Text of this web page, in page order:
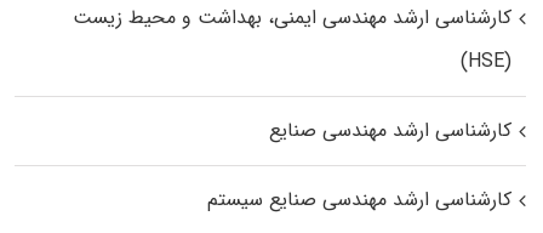
کارشناسی ارشد مهندسی ایمنی، بهداشت و محیط زیست
(HSE)
کارشناسی ارشد مهندسی صنایع
کارشناسی ارشد مهندسی صنایع سیستم